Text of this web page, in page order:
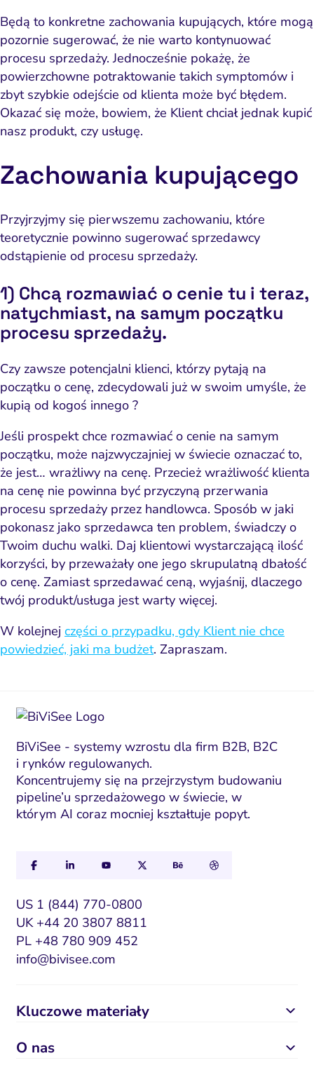
w AI Search
Zarządzanie reputacją
Będą to konkretne zachowania kupujących, które mogą
pozornie sugerować, że nie warto kontynuować
procesu sprzedaży. Jednocześnie pokażę, że
powierzchowne potraktowanie takich symptomów i
zbyt szybkie odejście od klienta może być błędem.
Okazać się może, bowiem, że Klient chciał jednak kupić
nasz produkt, czy usługę.
Zachowania kupującego
Przyjrzyjmy się pierwszemu zachowaniu, które
teoretycznie powinno sugerować sprzedawcy
odstąpienie od procesu sprzedaży.
1) Chcą rozmawiać o cenie tu i teraz,
natychmiast, na samym początku
procesu sprzedaży.
Czy zawsze potencjalni klienci, którzy pytają na
początku o cenę, zdecydowali już w swoim umyśle, że
kupią od kogoś innego ?
Jeśli prospekt chce rozmawiać o cenie na samym
początku, może najzwyczajniej w świecie oznaczać to,
że jest… wrażliwy na cenę. Przecież wrażliwość klienta
na cenę nie powinna być przyczyną przerwania
procesu sprzedaży przez handlowca. Sposób w jaki
pokonasz jako sprzedawca ten problem, świadczy o
Twoim duchu walki. Daj klientowi wystarczającą ilość
korzyści, by przeważały one jego skrupulatną dbałość
o cenę. Zamiast sprzedawać ceną, wyjaśnij, dlaczego
twój produkt/usługa jest warty więcej.
W kolejnej części o przypadku, gdy Klient nie chce
powiedzieć, jaki ma budżet. Zapraszam.
BiViSee - systemy wzrostu dla firm B2B, B2C
i rynków regulowanych.
Koncentrujemy się na przejrzystym budowaniu
pipeline’u sprzedażowego w świecie, w
którym AI coraz mocniej kształtuje popyt.
US 1 (844) 770-0800
UK +44 20 3807 8811
PL +48 780 909 452
info@bivisee.com
Kluczowe materiały
O nas